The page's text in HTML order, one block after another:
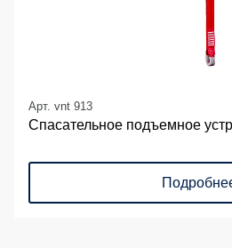
Арт. vnt 913
Спасательное подъемное